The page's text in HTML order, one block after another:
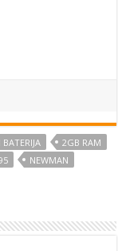
2GB RAM
NEWMAN